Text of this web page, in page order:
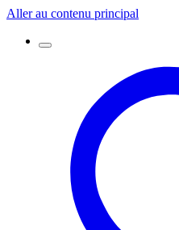
Aller au contenu principal